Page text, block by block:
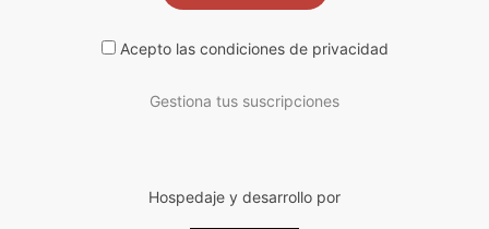
Acepto las condiciones de privacidad
Gestiona tus suscripciones
Hospedaje y desarrollo por